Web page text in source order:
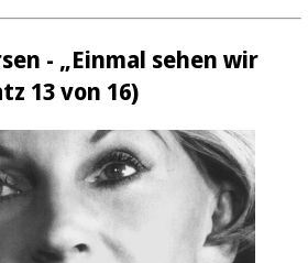
- „Einmal sehen wir
13 von 16)